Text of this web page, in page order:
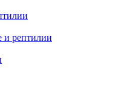
и рептилии